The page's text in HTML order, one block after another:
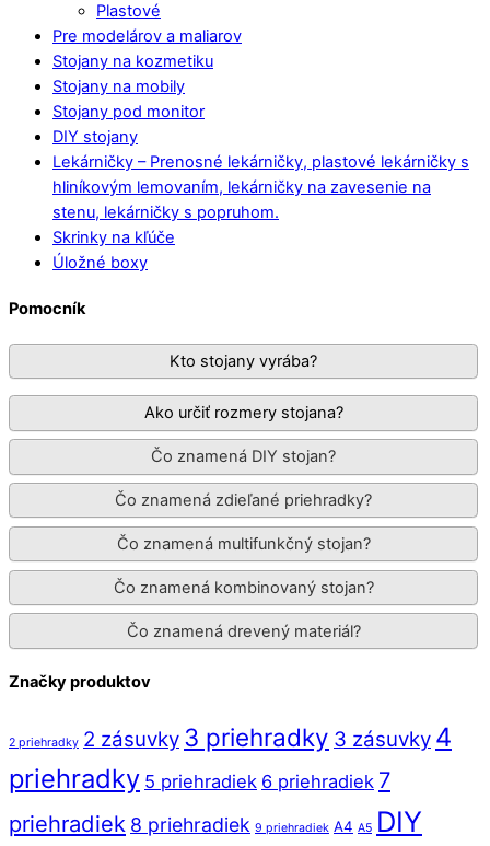
Plastové
Pre modelárov a maliarov
Stojany na kozmetiku
Stojany na mobily
Stojany pod monitor
DIY stojany
Lekárničky – Prenosné lekárničky, plastové lekárničky s
hliníkovým lemovaním, lekárničky na zavesenie na
stenu, lekárničky s popruhom.
Skrinky na kľúče
Úložné boxy
Pomocník
Kto stojany vyrába?
Ako určiť rozmery stojana?
Čo znamená DIY stojan?
Čo znamená zdieľané priehradky?
Čo znamená multifunkčný stojan?
Čo znamená kombinovaný stojan?
Čo znamená drevený materiál?
Značky produktov
2 priehradky 2 zásuvky 3 priehradky 3 zásuvky 4
priehradky 5 priehradiek 6 priehradiek 7
priehradiek 8 priehradiek 9 priehradiek A4 A5 DIY